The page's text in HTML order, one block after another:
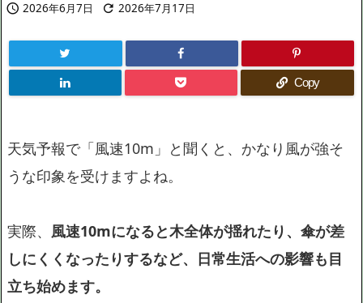
 2026年6月7日  2026年7月17日
Copy
天気予報で「風速10m」と聞くと、かなり風が強そ
うな印象を受けますよね。
実際、 風速10mになると木全体が揺れたり、傘が差
しにくくなったりするなど、日常生活への影響も目
立ち始めます。